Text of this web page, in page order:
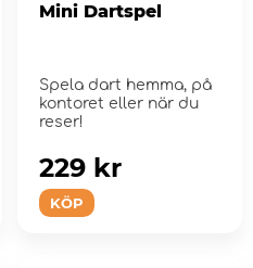
Mini Dartspel
Spela dart hemma, på
kontoret eller när du
reser!
KÖP
229 kr